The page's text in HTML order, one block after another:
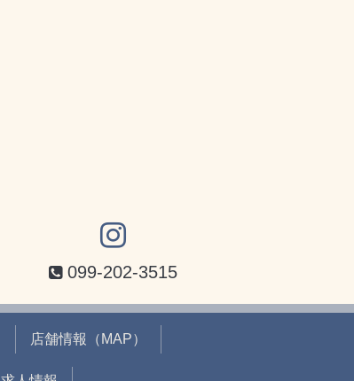
099-202-3515
店舗情報（MAP）